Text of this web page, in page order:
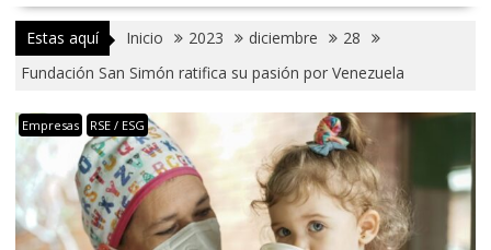
Estas aquí Inicio 2023 diciembre
28
Fundación San Simón ratifica su pasión por Venezuela
Empresas RSE / ESG